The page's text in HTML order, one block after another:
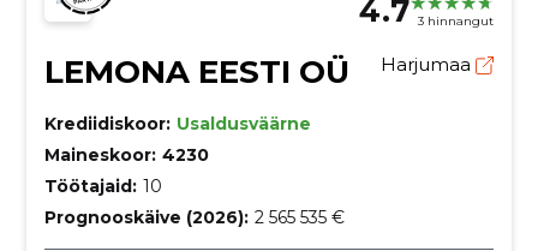
4.7 3 hinnangut
LEMONA EESTI OÜ Harjumaa
Krediidiskoor: Usaldusväärne
Maineskoor: 4230
Töötajaid: 10
Prognooskäive (2026): 2 565 535 €